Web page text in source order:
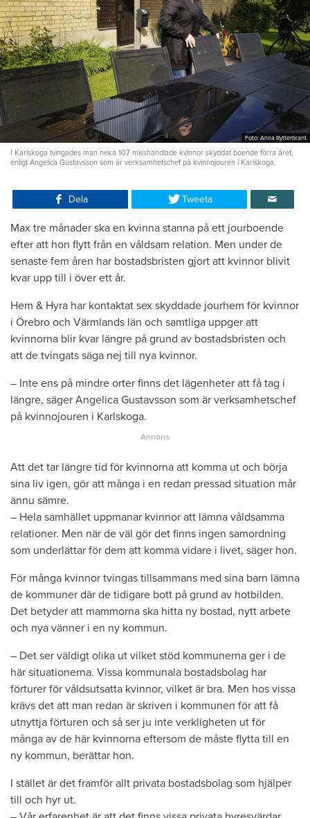
Foto: Anna Rytterbrant
I Karlskoga tvingades man neka 107 misshandlade kvinnor skyddat boende förra året,
enligt Angelica Gustavsson som är verksamhetschef på kvinnojouren i Karlskoga.
Dela Tweeta
Max tre månader ska en kvinna stanna på ett jourboende
efter att hon flytt från en våldsam relation. Men under de
senaste fem åren har bostadsbristen gjort att kvinnor blivit
kvar upp till i över ett år.
Hem & Hyra har kontaktat sex skyddade jourhem för kvinnor
i Örebro och Värmlands län och samtliga uppger att
kvinnorna blir kvar längre på grund av bostadsbristen och
att de tvingats säga nej till nya kvinnor.
– Inte ens på mindre orter finns det lägenheter att få tag i
längre, säger Angelica Gustavsson som är verksamhetschef
på kvinnojouren i Karlskoga.
Att det tar längre tid för kvinnorna att komma ut och börja
sina liv igen, gör att många i en redan pressad situation mår
ännu sämre.
– Hela samhället uppmanar kvinnor att lämna våldsamma
relationer. Men när de väl gör det finns ingen samordning
som underlättar för dem att komma vidare i livet, säger hon.
För många kvinnor tvingas tillsammans med sina barn lämna
de kommuner där de tidigare bott på grund av hotbilden.
Det betyder att mammorna ska hitta ny bostad, nytt arbete
och nya vänner i en ny kommun.
– Det ser väldigt olika ut vilket stöd kommunerna ger i de
här situationerna. Vissa kommunala bostadsbolag har
förturer för våldsutsatta kvinnor, vilket är bra. Men hos vissa
krävs det att man redan är skriven i kommunen för att få
utnyttja förturen och så ser ju inte verkligheten ut för
många av de här kvinnorna eftersom de måste flytta till en
ny kommun, berättar hon.
I stället är det framför allt privata bostadsbolag som hjälper
till och hyr ut.